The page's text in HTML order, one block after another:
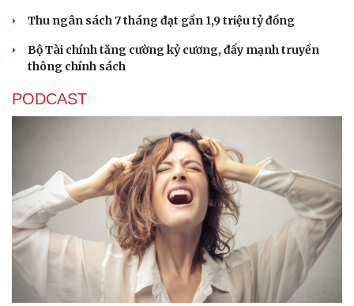
Cải chính
Thu ngân sách 7 tháng đạt gần 1,9 triệu tỷ đồng
Bộ Tài chính tăng cường kỷ cương, đẩy mạnh truyền
thông chính sách
PODCAST